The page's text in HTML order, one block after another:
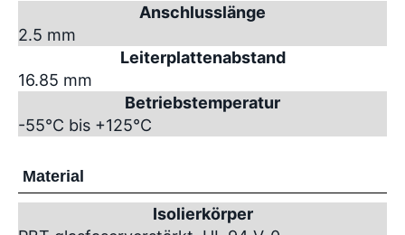
Anschlusslänge
2.5 mm
Leiterplattenabstand
16.85 mm
Betriebstemperatur
-55°C bis +125°C
Material
Isolierkörper